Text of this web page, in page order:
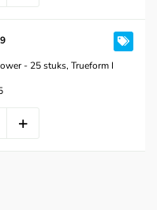
- 25 stuks, Trueform I